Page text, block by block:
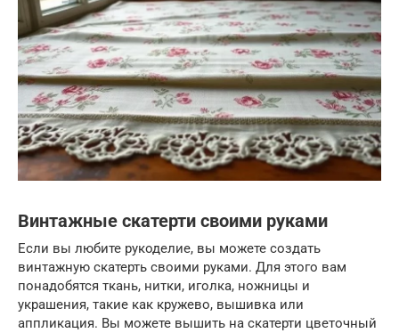
Винтажные скатерти своими руками
Если вы любите рукоделие, вы можете создать
винтажную скатерть своими руками. Для этого вам
понадобятся ткань, нитки, иголка, ножницы и
украшения, такие как кружево, вышивка или
аппликация. Вы можете вышить на скатерти цветочный